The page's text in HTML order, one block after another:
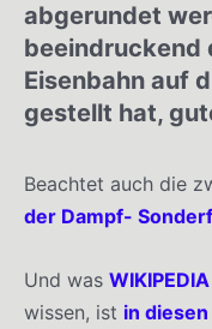
abgerundet
beeindruckend
Eisenbahn auf
gestellt hat,
Beachtet auch die
der Dampf-
Und was WIKIPEDIA
wissen, ist in